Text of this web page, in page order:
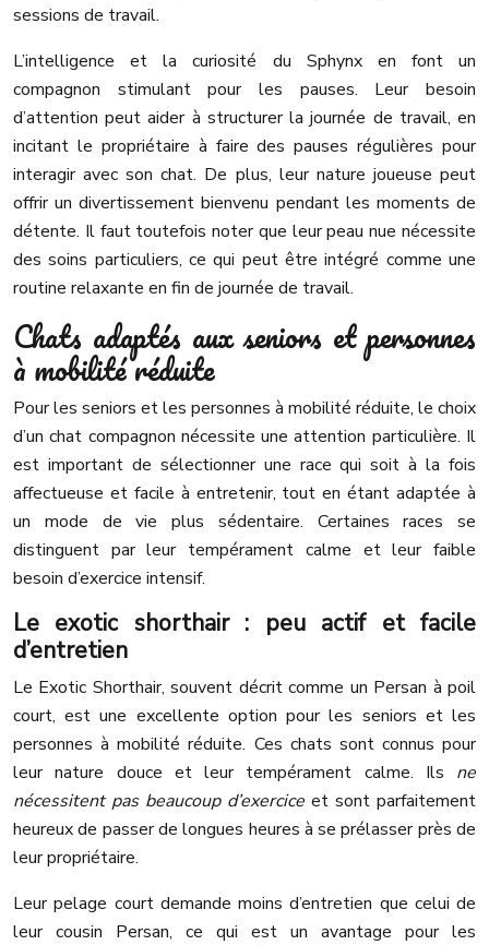
sessions de travail.
L’intelligence et la curiosité du Sphynx en font un
compagnon stimulant pour les pauses. Leur besoin
d’attention peut aider à structurer la journée de travail, en
incitant le propriétaire à faire des pauses régulières pour
interagir avec son chat. De plus, leur nature joueuse peut
offrir un divertissement bienvenu pendant les moments de
détente. Il faut toutefois noter que leur peau nue nécessite
des soins particuliers, ce qui peut être intégré comme une
routine relaxante en fin de journée de travail.
Chats adaptés aux seniors et personnes
à mobilité réduite
Pour les seniors et les personnes à mobilité réduite, le choix
d’un chat compagnon nécessite une attention particulière. Il
est important de sélectionner une race qui soit à la fois
affectueuse et facile à entretenir, tout en étant adaptée à
un mode de vie plus sédentaire. Certaines races se
distinguent par leur tempérament calme et leur faible
besoin d’exercice intensif.
Le exotic shorthair : peu actif et facile
d’entretien
Le Exotic Shorthair, souvent décrit comme un Persan à poil
court, est une excellente option pour les seniors et les
personnes à mobilité réduite. Ces chats sont connus pour
leur nature douce et leur tempérament calme. Ils ne
nécessitent pas beaucoup d’exercice et sont parfaitement
heureux de passer de longues heures à se prélasser près de
leur propriétaire.
Leur pelage court demande moins d’entretien que celui de
leur cousin Persan, ce qui est un avantage pour les